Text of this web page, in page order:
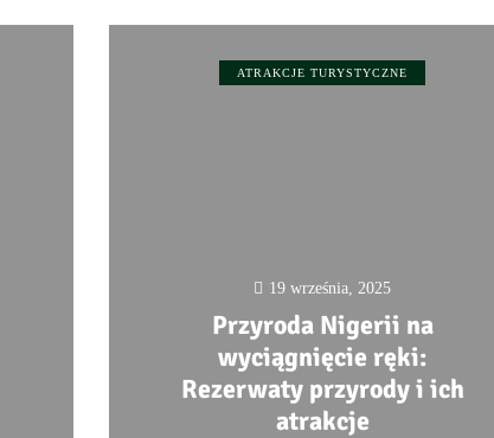
ATRAKCJE TURYSTYCZNE
19 września, 2025
Przyroda Nigerii na
wyciągnięcie ręki:
Rezerwaty przyrody i ich
atrakcje